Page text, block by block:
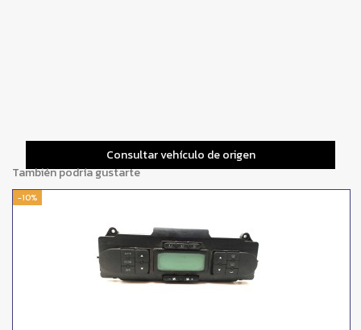
Consultar vehículo de origen
También podría gustarte
-10%